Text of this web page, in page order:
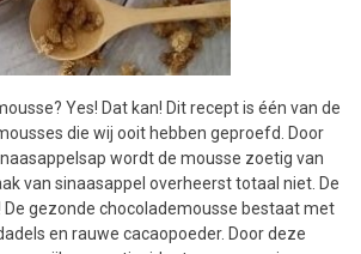
Yes! Dat kan! Dit recept is één van de
die wij ooit hebben geproefd. Door
wordt de mousse zoetig van
van sinaasappel overheerst totaal niet. De
gezonde chocolademousse bestaat met
en rauwe cacaopoeder. Door deze